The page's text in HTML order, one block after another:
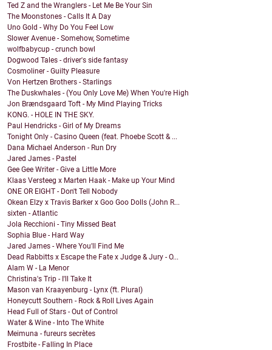
Ted Z and the Wranglers - Let Me Be Your Sin
The Moonstones - Calls It A Day
Uno Gold - Why Do You Feel Low
Slower Avenue - Somehow, Sometime
wolfbabycup - crunch bowl
Dogwood Tales - driver's side fantasy
Cosmoliner - Guilty Pleasure
Von Hertzen Brothers - Starlings
The Duskwhales - (You Only Love Me) When You're High
Jon Brændsgaard Toft - My Mind Playing Tricks
KONG. - HOLE IN THE SKY.
Paul Hendricks - Girl of My Dreams
Tonight Only - Casino Queen (feat. Phoebe Scott & ...
Dana Michael Anderson - Run Dry
Jared James - Pastel
Gee Gee Writer - Give a Little More
Klaas Versteeg x Marten Haak - Make up Your Mind
ONE OR EIGHT - Don't Tell Nobody
Okean Elzy x Travis Barker x Goo Goo Dolls (John R...
sixten - Atlantic
Jola Recchioni - Tiny Missed Beat
Sophia Blue - Hard Way
Jared James - Where You'll Find Me
Dead Rabbitts x Escape the Fate x Judge & Jury - O...
Alam W - La Menor
Christina's Trip - I'll Take It
Mason van Kraayenburg - Lynx (ft. Plural)
Honeycutt Southern - Rock & Roll Lives Again
Head Full of Stars - Out of Control
Water & Wine - Into The White
Meimuna - fureurs secrètes
Frostbite - Falling In Place